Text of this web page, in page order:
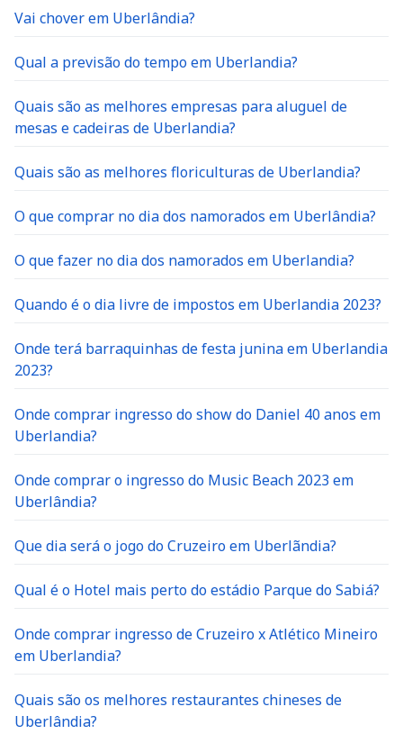
Vai chover em Uberlândia?
Qual a previsão do tempo em Uberlandia?
Quais são as melhores empresas para aluguel de
mesas e cadeiras de Uberlandia?
Quais são as melhores floriculturas de Uberlandia?
O que comprar no dia dos namorados em Uberlândia?
O que fazer no dia dos namorados em Uberlandia?
Quando é o dia livre de impostos em Uberlandia 2023?
Onde terá barraquinhas de festa junina em Uberlandia
2023?
Onde comprar ingresso do show do Daniel 40 anos em
Uberlandia?
Onde comprar o ingresso do Music Beach 2023 em
Uberlândia?
Que dia será o jogo do Cruzeiro em Uberlãndia?
Qual é o Hotel mais perto do estádio Parque do Sabiá?
Onde comprar ingresso de Cruzeiro x Atlético Mineiro
em Uberlandia?
Quais são os melhores restaurantes chineses de
Uberlândia?